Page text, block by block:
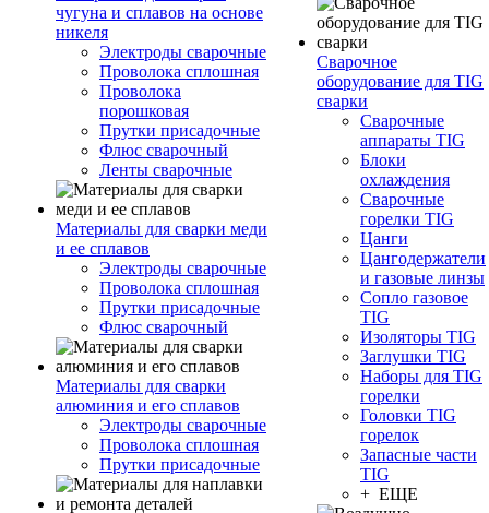
чугуна и сплавов на основе
никеля
Электроды сварочные
Проволока сплошная
Проволока
порошковая
Прутки присадочные
Флюс сварочный
Ленты сварочные
Материалы для сварки меди
и ее сплавов
Электроды сварочные
Проволока сплошная
Прутки присадочные
Флюс сварочный
Материалы для сварки
алюминия и его сплавов
Электроды сварочные
Проволока сплошная
Прутки присадочные
Сварочное
оборудование для TIG
сварки
Сварочные
аппараты TIG
Блоки
охлаждения
Сварочные
горелки TIG
Цанги
Цангодержатели
и газовые линзы
Сопло газовое
TIG
Изоляторы TIG
Заглушки TIG
Наборы для TIG
горелки
Головки TIG
горелок
Запасные части
TIG
+ ЕЩЕ